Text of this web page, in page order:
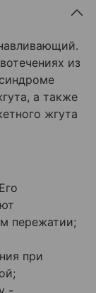
из
а также
жгута
пережатии;
при